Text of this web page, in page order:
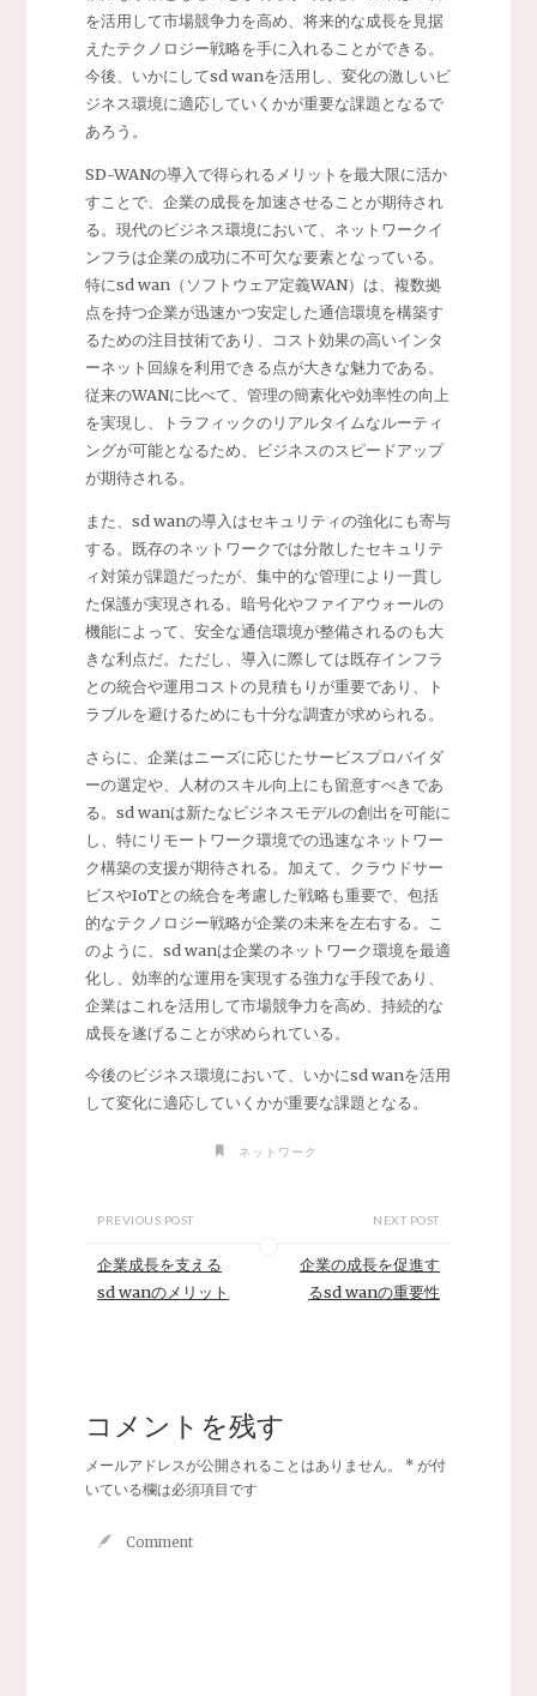
を活用して市場競争力を高め、将来的な成長を見据
えたテクノロジー戦略を手に入れることができる。
今後、いかにしてsd wanを活用し、変化の激しいビ
ジネス環境に適応していくかが重要な課題となるで
あろう。
SD-WANの導入で得られるメリットを最大限に活か
すことで、企業の成長を加速させることが期待され
る。現代のビジネス環境において、ネットワークイ
ンフラは企業の成功に不可欠な要素となっている。
特にsd wan（ソフトウェア定義WAN）は、複数拠
点を持つ企業が迅速かつ安定した通信環境を構築す
るための注目技術であり、コスト効果の高いインタ
ーネット回線を利用できる点が大きな魅力である。
従来のWANに比べて、管理の簡素化や効率性の向上
を実現し、トラフィックのリアルタイムなルーティ
ングが可能となるため、ビジネスのスピードアップ
が期待される。
また、sd wanの導入はセキュリティの強化にも寄与
する。既存のネットワークでは分散したセキュリテ
ィ対策が課題だったが、集中的な管理により一貫し
た保護が実現される。暗号化やファイアウォールの
機能によって、安全な通信環境が整備されるのも大
きな利点だ。ただし、導入に際しては既存インフラ
との統合や運用コストの見積もりが重要であり、ト
ラブルを避けるためにも十分な調査が求められる。
さらに、企業はニーズに応じたサービスプロバイダ
ーの選定や、人材のスキル向上にも留意すべきであ
る。sd wanは新たなビジネスモデルの創出を可能に
し、特にリモートワーク環境での迅速なネットワー
ク構築の支援が期待される。加えて、クラウドサー
ビスやIoTとの統合を考慮した戦略も重要で、包括
的なテクノロジー戦略が企業の未来を左右する。こ
のように、sd wanは企業のネットワーク環境を最適
化し、効率的な運用を実現する強力な手段であり、
企業はこれを活用して市場競争力を高め、持続的な
成長を遂げることが求められている。
今後のビジネス環境において、いかにsd wanを活用
して変化に適応していくかが重要な課題となる。
ネットワーク
PREVIOUS POST
企業成長を支える
sd wanのメリット
NEXT POST
企業の成長を促進す
るsd wanの重要性
コメントを残す
メールアドレスが公開されることはありません。 *が付
いている欄は必須項目です